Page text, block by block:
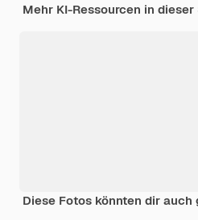
Mehr KI-Ressourcen in dieser
Diese Fotos könnten dir auch